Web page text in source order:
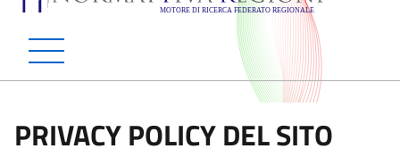
Normattiva Regioni -
PRIVACY POLICY DEL SITO